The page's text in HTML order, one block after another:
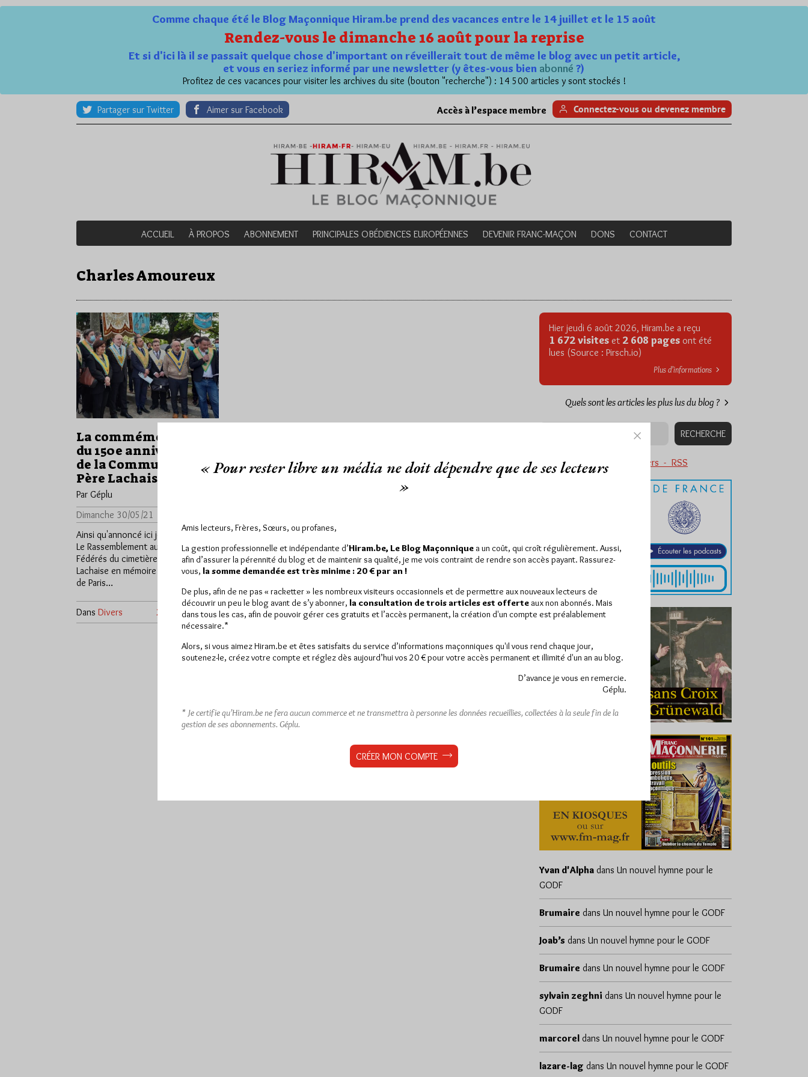
Comme chaque été le Blog Maçonnique Hiram.be prend des vacances entre le 14 juillet et le 15 août
Rendez-vous le dimanche 16 août pour la reprise
Et si d'ici là il se passait quelque chose d'important on réveillerait tout de même le blog avec un petit article,
et vous en seriez informé par une newsletter (y êtes-vous bien abonné ?)
Profitez de ces vacances pour visiter les archives du site (bouton "recherche") : 14 500 articles y sont stockés !
Partager sur Twitter Aimer sur Facebook Accès à l’espace membre Connectez-vous ou devenez membre
ACCUEIL À PROPOS ABONNEMENT PRINCIPALES OBÉDIENCES EUROPÉENNES DEVENIR FRANC-MAÇON DONS CONTACT
Charles Amoureux
La commémoration
du 150e anniversaire
de la Commune au
Père Lachaise.
Par Géplu
Dimanche 30/05/21
Ainsi qu'annoncé ici jeudi, le
Le Rassemblement au Mur de
Fédérés du cimetière du Père
Lachaise en mémoire de la Commune
de Paris…
Dans Divers 2 commentaires
Hier jeudi 6 août 2026, Hiram.be a reçu
1 672 visites et 2 608 pages ont été
lues (Source : Pirsch.io)
Plus d’informations
Quels sont les articles les plus lus du blog ?
Abonnement aux Newsletters - RSS
Yvan d'Alpha dans Un nouvel hymne pour le
GODF
Brumaire dans Un nouvel hymne pour le GODF
Joab’s dans Un nouvel hymne pour le GODF
Brumaire dans Un nouvel hymne pour le GODF
sylvain zeghni dans Un nouvel hymne pour le
GODF
marcorel dans Un nouvel hymne pour le GODF
lazare-lag dans Un nouvel hymne pour le GODF
« Pour rester libre un média ne doit dépendre que de ses lecteurs
»
Amis lecteurs, Frères, Sœurs, ou profanes,
La gestion professionnelle et indépendante d’Hiram.be, Le Blog Maçonnique a un coût, qui croît régulièrement. Aussi,
afin d’assurer la pérennité du blog et de maintenir sa qualité, je me vois contraint de rendre son accès payant. Rassurez-
vous, la somme demandée est très minime : 20 € par an !
De plus, afin de ne pas « racketter » les nombreux visiteurs occasionnels et de permettre aux nouveaux lecteurs de
découvrir un peu le blog avant de s’y abonner, la consultation de trois articles est offerte aux non abonnés. Mais
dans tous les cas, afin de pouvoir gérer ces gratuits et l’accès permanent, la création d'un compte est préalablement
nécessaire.*
Alors, si vous aimez Hiram.be et êtes satisfaits du service d’informations maçonniques qu'il vous rend chaque jour,
soutenez-le, créez votre compte et réglez dès aujourd’hui vos 20 € pour votre accès permanent et illimité d'un an au blog.
D’avance je vous en remercie.
Géplu.
* Je certifie qu’Hiram.be ne fera aucun commerce et ne transmettra à personne les données recueillies, collectées à la seule fin de la
gestion de ses abonnements. Géplu.
CRÉER MON COMPTE